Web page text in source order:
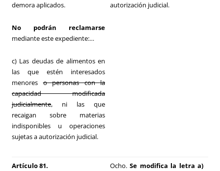
demora aplicados.
No podrán reclamarse
mediante este expediente:…
c) Las deudas de alimentos en
las que estén interesados
menoreso personas con la
capacidad modificada
judicialmente, ni las que
recaigan sobre materias
indisponibles u operaciones
sujetas a autorización judicial.
autorización judicial.
Artículo 81. Ocho.Se modifica la letra a)